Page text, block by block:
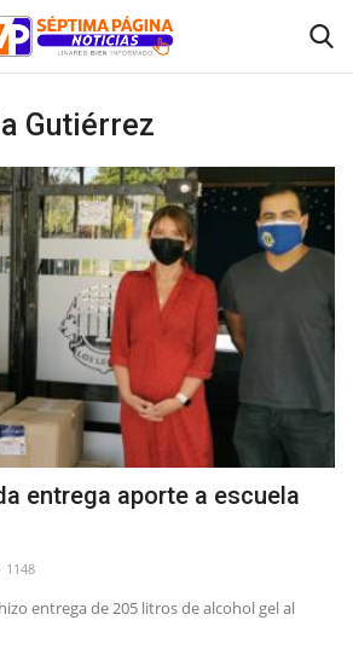
Gutiérrez
entrega aporte a escuela
1148
entrega de 205 litros de alcohol gel al